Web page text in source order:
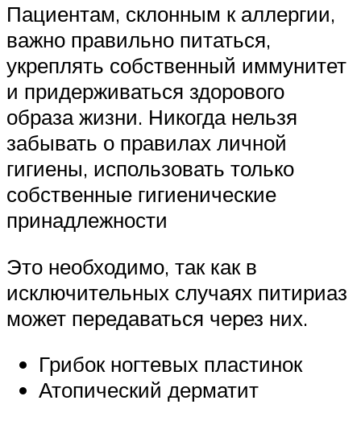
Пациентам, склонным к аллергии,
важно правильно питаться,
укреплять собственный иммунитет
и придерживаться здорового
образа жизни. Никогда нельзя
забывать о правилах личной
гигиены, использовать только
собственные гигиенические
принадлежности
Это необходимо, так как в
исключительных случаях питириаз
может передаваться через них.
Грибок ногтевых пластинок
Атопический дерматит